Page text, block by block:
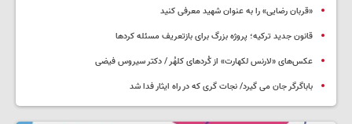
«قربان رضایی» را به عنوان شهید معرفی کنید
قانون جدید ترکیه؛ پروژه بزرگ‌ برای بازتعریف مسئله کردها
عکس‌های «لارنس لکهارت» از کُردهای کلهُر / دکتر سیروس فیضی
باباگرگر جان می گیرد/ نجات گری که در راه ایثار فدا شد